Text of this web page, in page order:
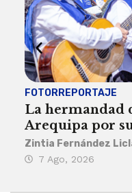
FOTORREPORTAJE
La hermandad
Arequipa por
Zintia Fernández
7 Ago, 2026